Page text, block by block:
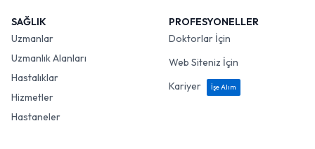
SAĞLIK
Uzmanlar
Uzmanlık Alanları
Hastalıklar
Hizmetler
Hastaneler
PROFESYONELLER
Doktorlar İçin
Web Siteniz İçin
Kariyer
İşe Alım